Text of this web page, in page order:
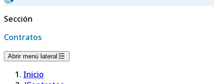
Sección
Contratos
Abrir menú lateral
Inicio